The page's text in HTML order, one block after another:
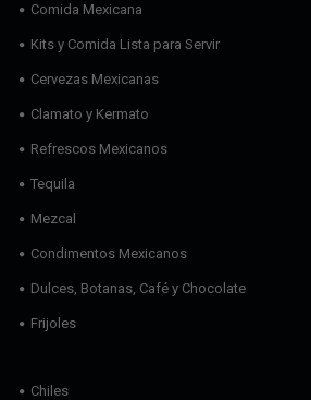
Comida Mexicana
Kits y Comida Lista para Servir
Cervezas Mexicanas
Clamato y Kermato
Refrescos Mexicanos
Tequila
Mezcal
Condimentos Mexicanos
Dulces, Botanas, Café y Chocolate
Frijoles
Chiles